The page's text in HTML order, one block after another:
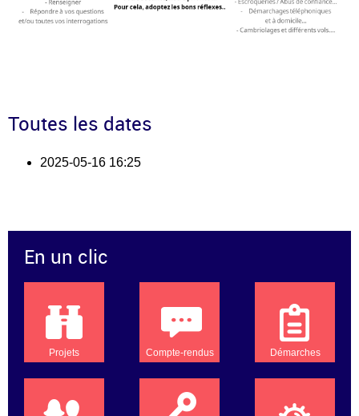
Toutes les dates
2025-05-16 16:25
En un clic
Projets Compte-rendus Démarches